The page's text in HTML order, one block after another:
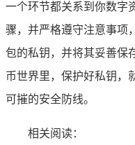
一个环节都关系到你数字
骤，并严格遵守注意事项
包的私钥，并将其妥善保
币世界里，保护好私钥，
可摧的安全防线。
相关阅读：